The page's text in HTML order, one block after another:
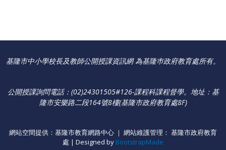
基隆市中小學校長及教師公開授課資訊網 為基隆巿政府教育處所有。
公開授課詢問電話：(02)24301505#126-課程科課程督學。 地址：基
隆市安樂路二段164號8樓(基隆市政府教育處8F)
網站空間提供：基隆市教育網路中心 ｜ 網站維護管理： 基隆市政府教育
處 | Designed by BootstrapMade